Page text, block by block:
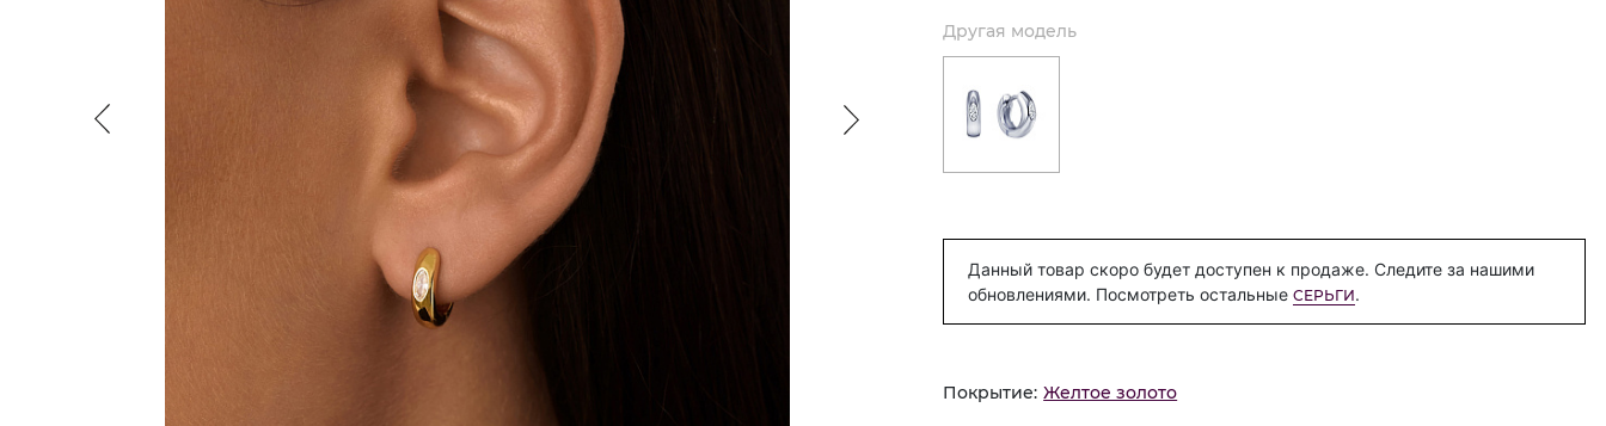
Другая модель
Данный товар скоро будет доступен к продаже. Следите за нашими
обновлениями. Посмотреть остальныеСЕРЬГИ.
Покрытие: Желтое золото